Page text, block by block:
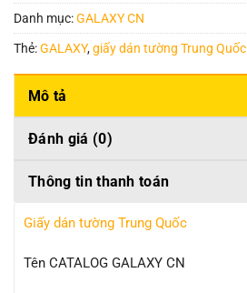
Danh mục:GALAXY CN
Thẻ:GALAXY,giấy dán tường Trung Quốc
Mô tả
Đánh giá (0)
Thông tin thanh toán
Giấy dán tường Trung Quốc
Tên CATALOG GALAXY CN